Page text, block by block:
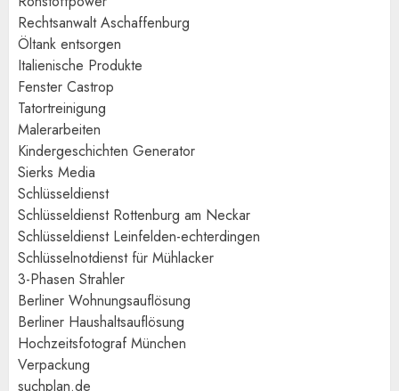
Rechtsanwalt Aschaffenburg
Öltank entsorgen
Italienische Produkte
Fenster Castrop
Tatortreinigung
Malerarbeiten
Kindergeschichten Generator
Sierks Media
Schlüsseldienst
Schlüsseldienst Rottenburg am Neckar
Schlüsseldienst Leinfelden-echterdingen
Schlüsselnotdienst für Mühlacker
3-Phasen Strahler
Berliner Wohnungsauflösung
Berliner Haushaltsauflösung
Hochzeitsfotograf München
Verpackung
suchplan.de